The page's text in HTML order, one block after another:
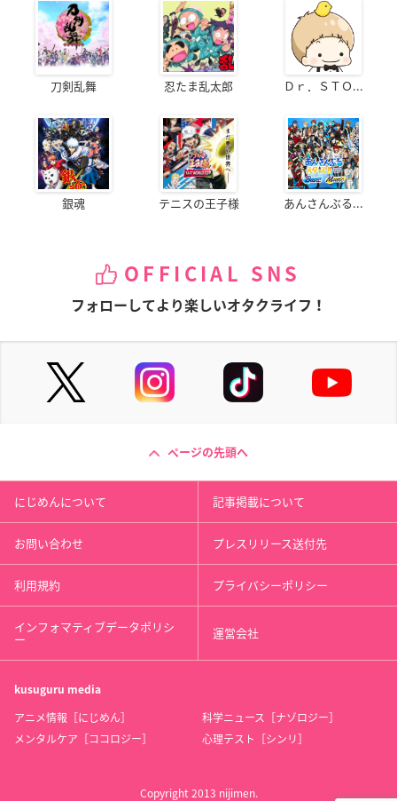
刀剣乱舞 忍たま乱太郎 Ｄｒ．ＳＴＯ...
銀魂 テニスの王子様 あんさんぶる...
OFFICIAL SNS
フォローしてより楽しいオタクライフ！
ページの先頭へ
にじめんについて 記事掲載について
お問い合わせ プレスリリース送付先
利用規約 プライバシーポリシー
インフォマティブデータポリシ
ー 運営会社
kusuguru media
アニメ情報［にじめん］
科学ニュース［ナゾロジー］
メンタルケア［ココロジー］
心理テスト［シンリ］
Copyright 2013 nijimen.